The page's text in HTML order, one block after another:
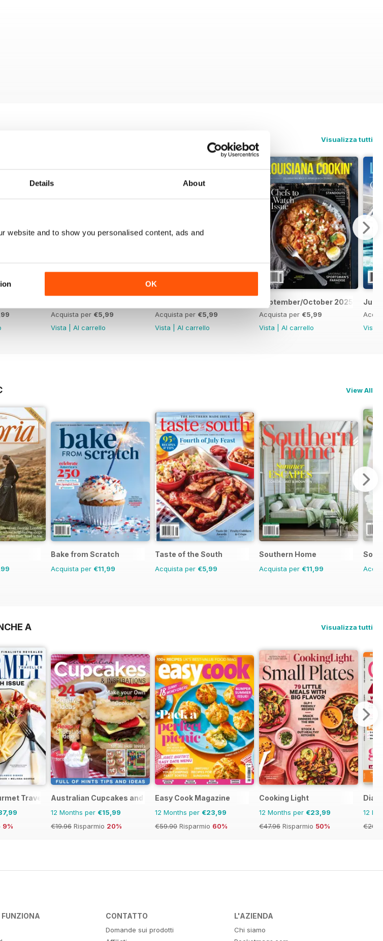
Details About
website and to show you personalised content, ads and
OK
Visualizza tutti
Acquista per €5,99
Vista
Al carrello
Acquista per €5,99
Vista
Al carrello
September/October 2025
Acquista per €5,99
Vista
Al carrello
July/
Vista
View All
Bake from Scratch
Acquista per €11,99
Taste of the South
Acquista per €5,99
Southern Home
Acquista per €11,99
A Visualizza tutti
Traveller
9%
Australian Cupcakes and Inspirations
12 Months per €15,99
€19.96 Risparmio 20%
Easy Cook Magazine
12 Months per €23,99
€59.90 Risparmio 60%
Cooking Light
12 Months per €23,99
€47.96 Risparmio 50%
12
FUNZIONA CONTATTO
Domande sui prodotti
L'AZIENDA
Chi siamo